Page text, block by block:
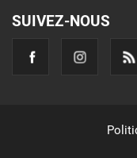
SUIVEZ-NOUS